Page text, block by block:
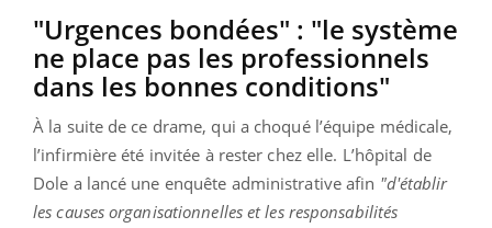
"Urgences bondées" : "le système
ne place pas les professionnels
dans les bonnes conditions"
À la suite de ce drame, qui a choqué l’équipe médicale,
l’infirmière été invitée à rester chez elle. L’hôpital de
Dole a lancé une enquête administrative afin "d'établir
les causes organisationnelles et les responsabilités